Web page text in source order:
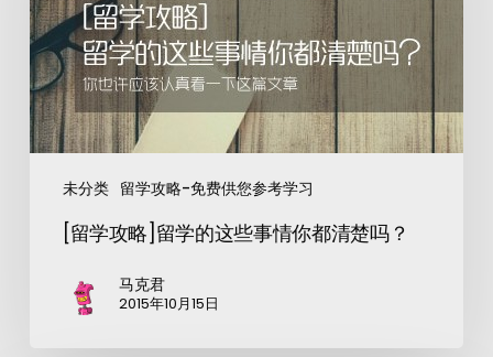
未分类 留学攻略-免费供您参考学习
[留学攻略]留学的这些事情你都清楚吗？
马克君
2015年10月15日